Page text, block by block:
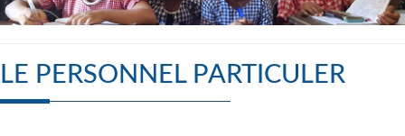
LE PERSONNEL PARTICULER